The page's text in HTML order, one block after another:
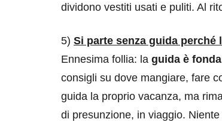
dividono vestiti usati e puliti. Al
5) Si parte senza guida perché
Ennesima follia: la guida è
consigli su dove mangiare, fare
guida la proprio vacanza, ma
di presunzione, in viaggio.